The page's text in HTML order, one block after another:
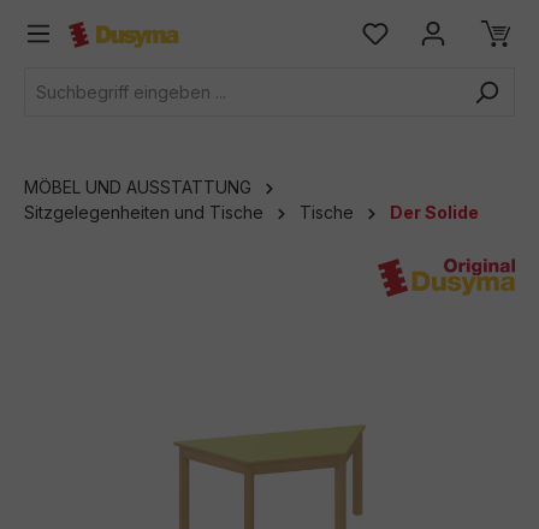
springen
MÖBEL UND AUSSTATTUNG
Sitzgelegenheiten und Tische
Tische Der Solide